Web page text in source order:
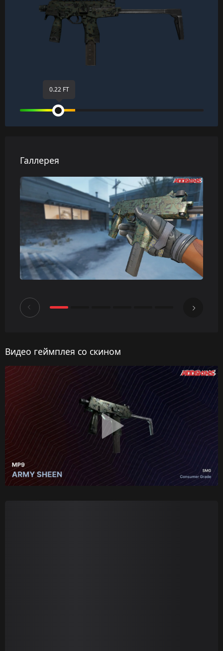
0.22 FT
Галлерея
Видео геймплея со скином